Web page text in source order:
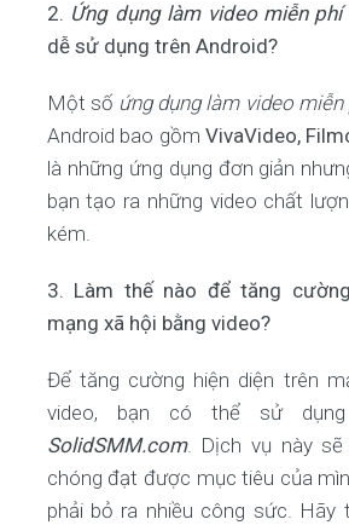
2. Ứng dụng làm video miễn phí
dễ sử dụng trên Android?
Một số ứng dụng làm video miễn
Android bao gồm VivaVideo,
là những ứng dụng đơn giản
bạn tạo ra những video chất
kém.
3. Làm thế nào để tăng
mạng xã hội bằng video?
Để tăng cường hiện diện trên
video, bạn có thể sử
SolidSMM.com. Dịch vụ này sẽ
chóng đạt được mục tiêu của
phải bỏ ra nhiều công sức. Hãy